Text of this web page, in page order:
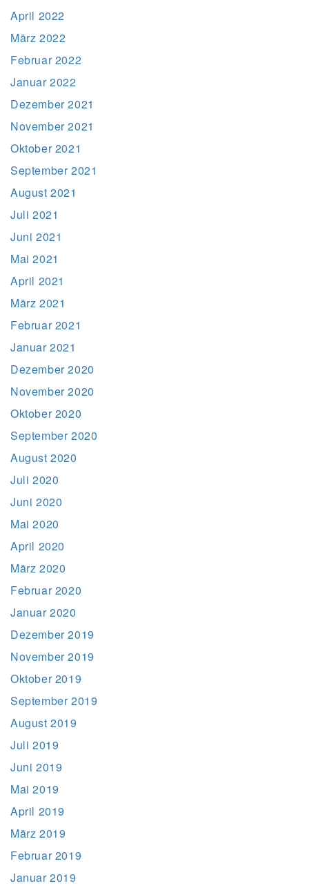
April 2022
März 2022
Februar 2022
Januar 2022
Dezember 2021
November 2021
Oktober 2021
September 2021
August 2021
Juli 2021
Juni 2021
Mai 2021
April 2021
März 2021
Februar 2021
Januar 2021
Dezember 2020
November 2020
Oktober 2020
September 2020
August 2020
Juli 2020
Juni 2020
Mai 2020
April 2020
März 2020
Februar 2020
Januar 2020
Dezember 2019
November 2019
Oktober 2019
September 2019
August 2019
Juli 2019
Juni 2019
Mai 2019
April 2019
März 2019
Februar 2019
Januar 2019